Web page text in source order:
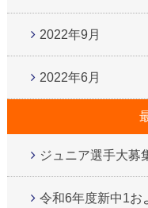
2022年9月
2022年6月
ジュニア選手大募
令和6年度新中1お